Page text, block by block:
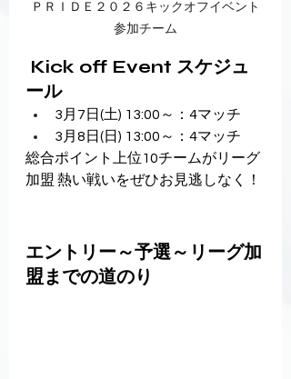
ＰＲＩＤＥ２０２６キックオフイベント
参加チーム
Kick off Event スケジュ
ール
3月7日(土) 13:00～：4マッチ
3月8日(日) 13:00～：4マッチ
総合ポイント上位10チームがリーグ
加盟 熱い戦いをぜひお見逃しなく！
エントリー～予選～リーグ加
盟までの道のり